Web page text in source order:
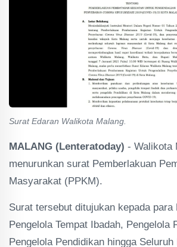
Surat Edaran Walikota Malang.
MALANG (Lenteratoday) - Walikota
menurunkan surat Pemberlakuan
Masyarakat (PPKM).
Surat tersebut ditujukan kepada para
Pengelola Tempat Ibadah, Pengelola
Pengelola Pendidikan hingga